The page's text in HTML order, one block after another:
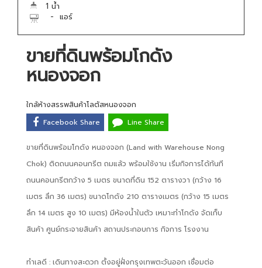
1 น้ำ
- แอร์
ขายที่ดินพร้อมโกดัง
หนองจอก
ใกล้ห้างสรรพสินค้าโลตัสหนองจอก
Facebook Share
Line Share
ขายที่ดินพร้อมโกดัง หนองจอก (Land with Warehouse Nong
Chok) ติดถนนคอนกรีต ถมแล้ว พร้อมใช้งาน เริ่มกิจการได้ทันที
ถนนคอนกรีตกว้าง 5 เมตร ขนาดที่ดิน 152 ตารางวา (กว้าง 16
เมตร ลึก 36 เมตร) ขนาดโกดัง 210 ตารางเมตร (กว้าง 15 เมตร
ลึก 14 เมตร สูง 10 เมตร) มีห้องน้ำในตัว เหมาะทำโกดัง จัดเก็บ
สินค้า ศูนย์กระจายสินค้า สถานประกอบการ กิจการ โรงงาน
ทำเลดี : เดินทางสะดวก ตั้งอยู่ฝั่งกรุงเทพตะวันออก เชื่อมต่อ